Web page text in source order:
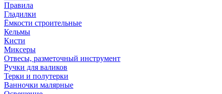
Правила
Гладилки
Ёмкости строительные
Кельмы
Кисти
Миксеры
Отвесы, разметочный инструмент
Ручки для валиков
Терки и полутерки
Ванночки малярные